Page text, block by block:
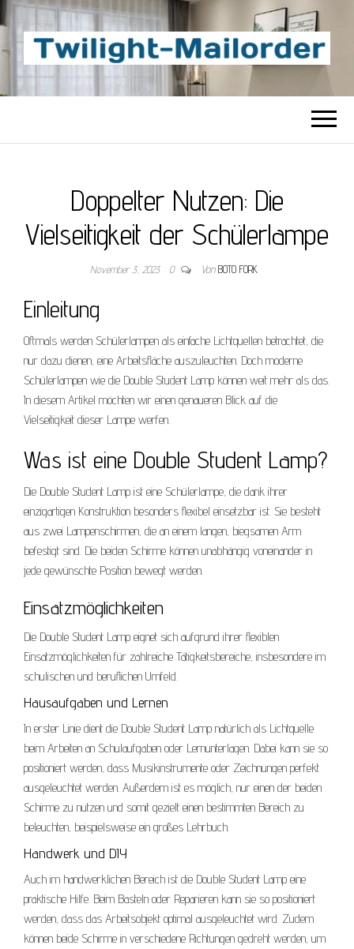
TWILIGHT-
MAILORDER
Beste Content-Sharing-Site
Doppelter Nutzen: Die
Vielseitigkeit der Schülerlampe
November 3, 2023 0 Von BOTO FORK
Einleitung
Oftmals werden Schülerlampen als einfache Lichtquellen betrachtet, die
nur dazu dienen, eine Arbeitsfläche auszuleuchten. Doch moderne
Schülerlampen wie die Double Student Lamp können weit mehr als das.
In diesem Artikel möchten wir einen genaueren Blick auf die
Vielseitigkeit dieser Lampe werfen.
Was ist eine Double Student Lamp?
Die Double Student Lamp ist eine Schülerlampe, die dank ihrer
einzigartigen Konstruktion besonders flexibel einsetzbar ist. Sie besteht
aus zwei Lampenschirmen, die an einem langen, biegsamen Arm
befestigt sind. Die beiden Schirme können unabhängig voneinander in
jede gewünschte Position bewegt werden.
Einsatzmöglichkeiten
Die Double Student Lamp eignet sich aufgrund ihrer flexiblen
Einsatzmöglichkeiten für zahlreiche Tätigkeitsbereiche, insbesondere im
schulischen und beruflichen Umfeld.
Hausaufgaben und Lernen
In erster Linie dient die Double Student Lamp natürlich als Lichtquelle
beim Arbeiten an Schulaufgaben oder Lernunterlagen. Dabei kann sie so
positioniert werden, dass Musikinstrumente oder Zeichnungen perfekt
ausgeleuchtet werden. Außerdem ist es möglich, nur einen der beiden
Schirme zu nutzen und somit gezielt einen bestimmten Bereich zu
beleuchten, beispielsweise ein großes Lehrbuch.
Handwerk und DIY
Auch im handwerklichen Bereich ist die Double Student Lamp eine
praktische Hilfe. Beim Basteln oder Reparieren kann sie so positioniert
werden, dass das Arbeitsobjekt optimal ausgeleuchtet wird. Zudem
können beide Schirme in verschiedene Richtungen gedreht werden, um